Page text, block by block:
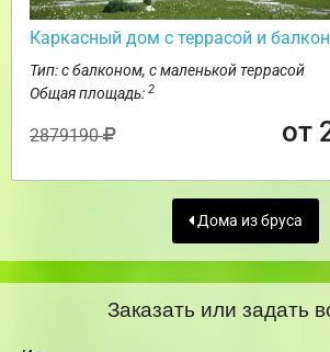
Каркасный дом с террасой и
Тип: с балконом, с маленькой террасой
Общая площадь: 2
2879190 от
Дома из бруса
Заказать или задать